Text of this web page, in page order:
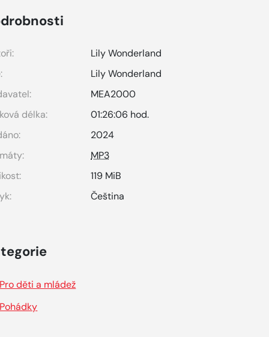
Lily Wonderland
Lily Wonderland
MEA2000
délka:
01:26:06 hod.
2024
MP3
119 MiB
Čeština
Pro děti a mládež
Pohádky